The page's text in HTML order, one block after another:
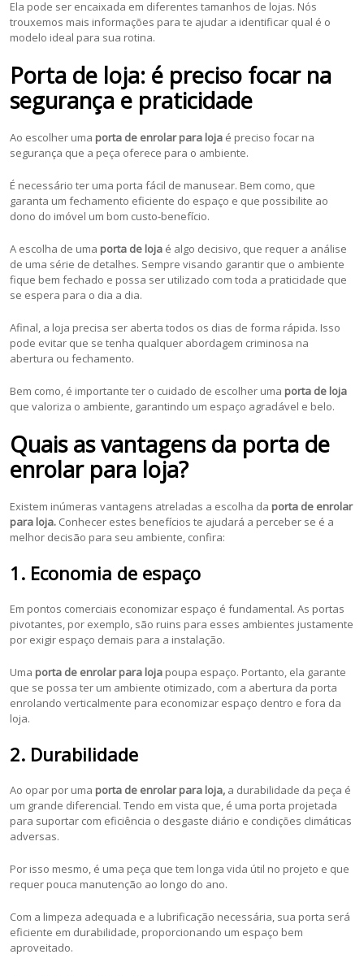
Ela pode ser encaixada em diferentes tamanhos de lojas. Nós
trouxemos mais informações para te ajudar a identificar qual é o
modelo ideal para sua rotina.
Porta de loja: é preciso focar na
segurança e praticidade
Ao escolher uma porta de enrolar para loja é preciso focar na
segurança que a peça oferece para o ambiente.
É necessário ter uma porta fácil de manusear. Bem como, que
garanta um fechamento eficiente do espaço e que possibilite ao
dono do imóvel um bom custo-benefício.
A escolha de uma porta de loja é algo decisivo, que requer a análise
de uma série de detalhes. Sempre visando garantir que o ambiente
fique bem fechado e possa ser utilizado com toda a praticidade que
se espera para o dia a dia.
Afinal, a loja precisa ser aberta todos os dias de forma rápida. Isso
pode evitar que se tenha qualquer abordagem criminosa na
abertura ou fechamento.
Bem como, é importante ter o cuidado de escolher uma porta de loja
que valoriza o ambiente, garantindo um espaço agradável e belo.
Quais as vantagens da porta de
enrolar para loja?
Existem inúmeras vantagens atreladas a escolha da porta de enrolar
para loja. Conhecer estes benefícios te ajudará a perceber se é a
melhor decisão para seu ambiente, confira:
1. Economia de espaço
Em pontos comerciais economizar espaço é fundamental. As portas
pivotantes, por exemplo, são ruins para esses ambientes justamente
por exigir espaço demais para a instalação.
Uma porta de enrolar para loja poupa espaço. Portanto, ela garante
que se possa ter um ambiente otimizado, com a abertura da porta
enrolando verticalmente para economizar espaço dentro e fora da
loja.
2. Durabilidade
Ao opar por uma porta de enrolar para loja, a durabilidade da peça é
um grande diferencial. Tendo em vista que, é uma porta projetada
para suportar com eficiência o desgaste diário e condições climáticas
adversas.
Por isso mesmo, é uma peça que tem longa vida útil no projeto e que
requer pouca manutenção ao longo do ano.
Com a limpeza adequada e a lubrificação necessária, sua porta será
eficiente em durabilidade, proporcionando um espaço bem
aproveitado.